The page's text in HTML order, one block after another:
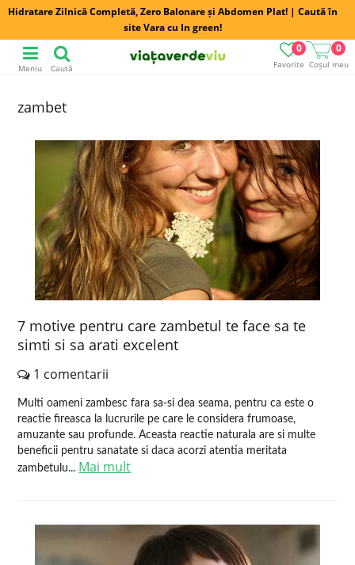
Hidratare Zilnică Completă, Zero Balonare și Abdomen Plat! | Caută în
site Vara cu In green!
Favorite
0
Coșul meu
0
Meniu Caută
zambet
7 motive pentru care zambetul te face sa te
simti si sa arati excelent
1 comentarii
Multi oameni zambesc fara sa-si dea seama, pentru ca este o
reactie fireasca la lucrurile pe care le considera frumoase,
amuzante sau profunde. Aceasta reactie naturala are si multe
beneficii pentru sanatate si daca acorzi atentia meritata
zambetulu... Mai mult